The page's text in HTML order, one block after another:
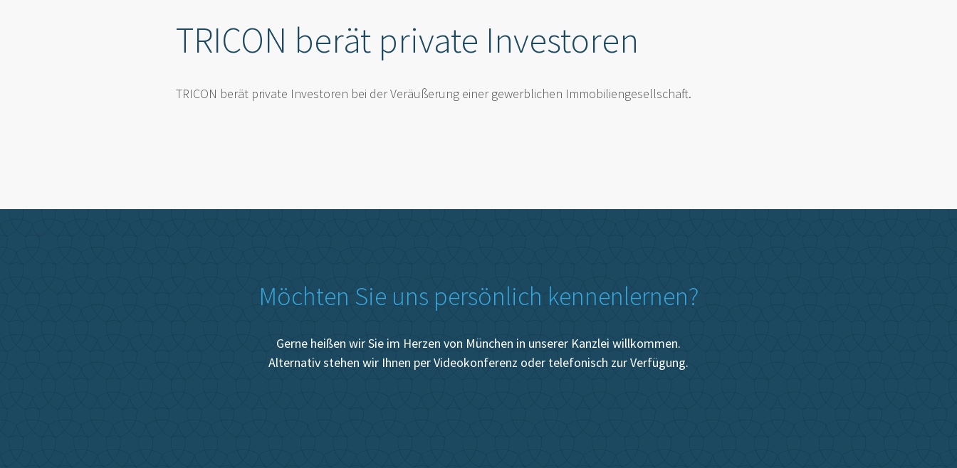
TRICON berät private Investoren
TRICON berät private Investoren bei der Veräußerung einer gewerblichen Immobiliengesellschaft.
Möchten Sie uns persönlich kennenlernen?
Gerne heißen wir Sie im Herzen von München in unserer Kanzlei willkommen.
Alternativ stehen wir Ihnen per Videokonferenz oder telefonisch zur Verfügung.